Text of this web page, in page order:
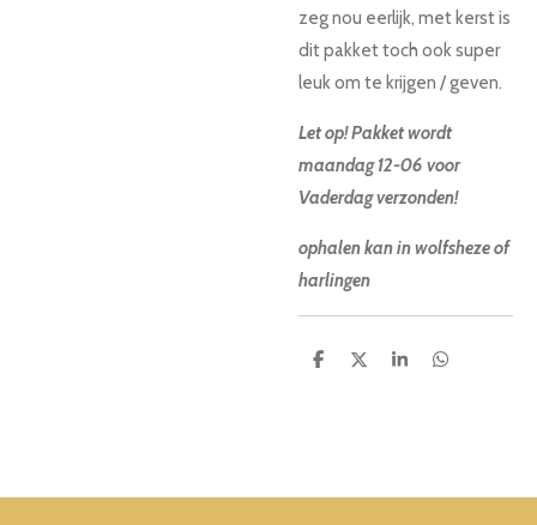
zeg nou eerlijk, met kerst is
dit pakket toch ook super
leuk om te krijgen / geven.
Let op! Pakket wordt
maandag 12-06 voor
Vaderdag verzonden!
ophalen kan in wolfsheze of
harlingen
D
D
S
D